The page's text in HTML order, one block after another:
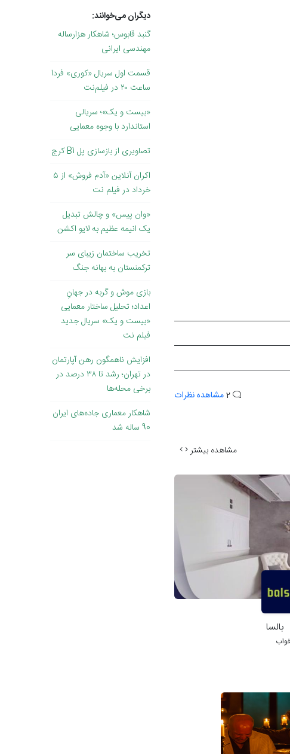
مشاهده نظرات
مشاهده بیشتر
بالسا
دیگران می‌خوانند:
گنبد قابوس؛ شاهکار هزارساله
مهندسی ایرانی
قسمت اول سریال «کوری» فردا
ساعت ۲۰ در فیلم‌نت
«بیست و یک»؛ سریالی
استاندارد با وجوه معمایی
تصاویری از بازسازی پل B1 کرج
اکران آنلاین «آدم فروش» از ۵
خرداد در فیلم نت
«وان پیس» و چالش تبدیل
یک انیمه عظیم به لایو اکشن
تخریب ساختمان زیبای سر
ترکمنستان به بهانه جنگ
بازی موش و گربه در جهانِ
اعداد؛ تحلیل ساختار معمایی
«بیست و یک» سریال جدید
فیلم نت
افزایش ناهمگون رهن آپارتمان
در تهران؛ رشد تا ۳۸ درصد در
برخی محله‌ها
شاهکار معماری جاده‌های ایران
90 ساله شد